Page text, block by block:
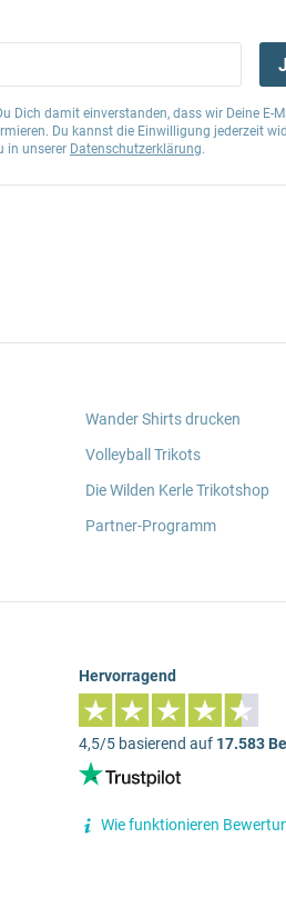
Dich damit einverstanden, dass wir Deine E-
Du kannst die Einwilligung jederzeit
in unserer Datenschutzerklärung.
Wander Shirts drucken
Volleyball Trikots
Die Wilden Kerle Trikotshop
Partner-Programm
Hervorragend
4,5/5 basierend auf 17.583
Wie funktionieren